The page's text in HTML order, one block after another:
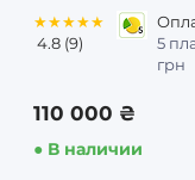
★★★★★
4.8 (9)
5
грн
110 000 ₴
● В наличии